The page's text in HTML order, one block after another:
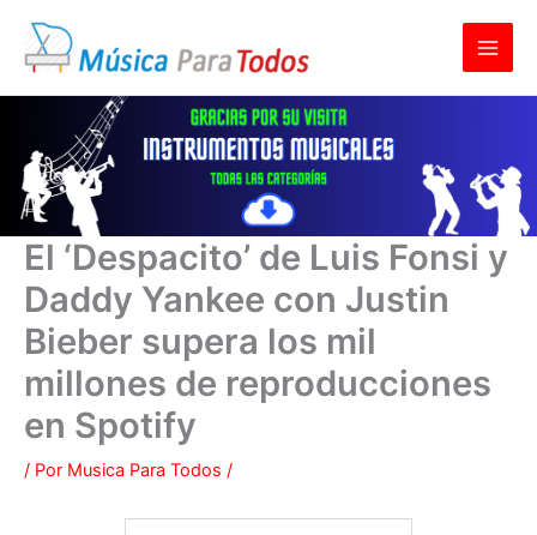
contenido
El ‘Despacito’ de Luis Fonsi y
Daddy Yankee con Justin
Bieber supera los mil
millones de reproducciones
en Spotify
/ Por Musica Para Todos /